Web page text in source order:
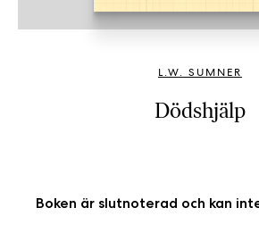
b
k
e
r
i
Dödshjälp
L.W. SUMNER
Boken är slutnoterad och kan